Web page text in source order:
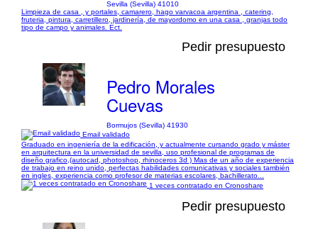
Sevilla (Sevilla) 41010
Limpieza de casa , y portales, camarero, hago varvacoa argentina , catering,
fruteria, pintura, carretillero, jardinería, de mayordomo en una casa , granjas todo
tipo de campo y animales. Ect.
Pedir presupuesto
Pedro Morales
Cuevas
Bormujos (Sevilla) 41930
Email validado
Graduado en ingeniería de la edificación, y actualmente cursando grado y máster
en arquitectura en la universidad de sevilla, uso profesional de programas de
diseño grafico,(autocad, photoshop, rhinoceros 3d ) Mas de un año de experiencia
de trabajo en reino unido, perfectas habilidades comunicativas y sociales también
en ingles, experiencia como profesor de materias escolares, bachillerato...
1 veces contratado en Cronoshare
Pedir presupuesto